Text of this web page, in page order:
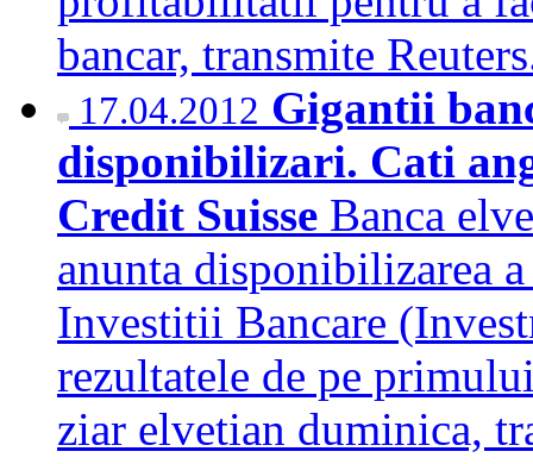
bancar, transmite
17.04.2012 Gigantii
disponibilizari. Cati
Credit Suisse Banca
anunta disponibilizarea
Investitii Bancare
rezultatele de pe
ziar elvetian duminica,